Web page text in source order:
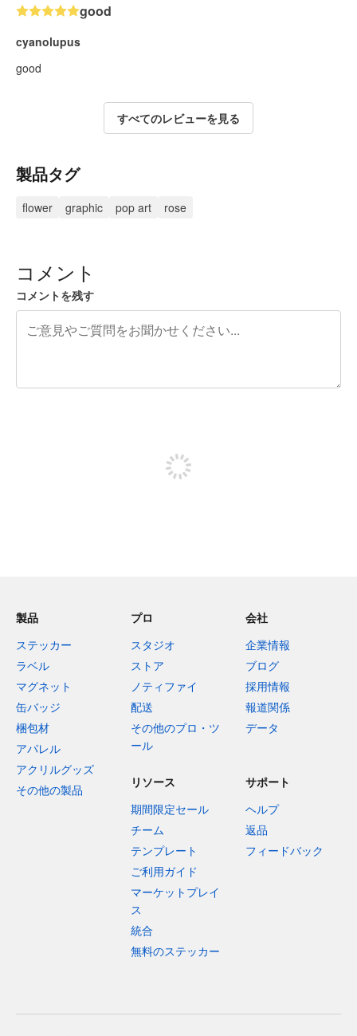
good
cyanolupus
good
すべてのレビューを見る
製品タグ
flower graphic pop art rose
コメント
コメントを残す
製品
ステッカー
ラベル
マグネット
缶バッジ
梱包材
アパレル
アクリルグッズ
その他の製品
プロ
スタジオ
ストア
ノティファイ
配送
その他のプロ・ツ
ール
会社
企業情報
ブログ
採用情報
報道関係
データ
リソース
期間限定セール
チーム
テンプレート
ご利用ガイド
マーケットプレイ
ス
統合
無料のステッカー
サポート
ヘルプ
返品
フィードバック